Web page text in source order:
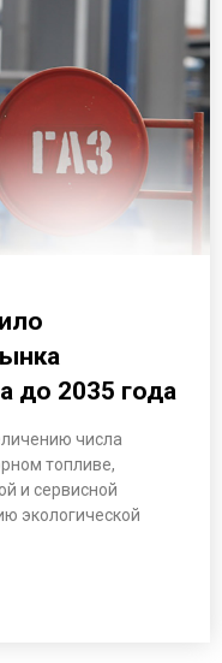
до 2035 года
числа
топливе,
и сервисной
экологической